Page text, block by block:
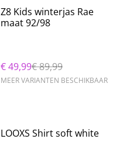
%
Z8 Kids winterjas Rae
maat 92/98
€ 49,99€ 89,99
MEER VARIANTEN BESCHIKBAAR
%
LOOXS Shirt soft white